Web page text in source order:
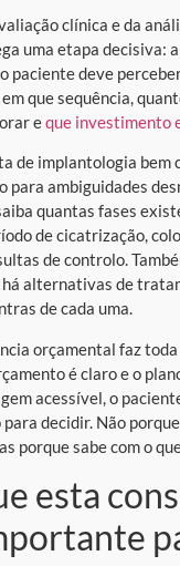
clínica e da
uma etapa decisiva:
paciente deve
que sequência,
eque investimento
de implantologia bem
para ambiguidades
quantas fases
de cicatrização,
de controlo.
há alternativas de
de cada uma.
orçamental faz
é claro e o
acessível, o
para decidir. Não
porque sabe com o
esta